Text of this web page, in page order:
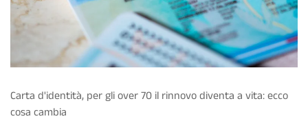
Carta d'identità, per gli over 70 il rinnovo diventa a vita: ecco
cosa cambia